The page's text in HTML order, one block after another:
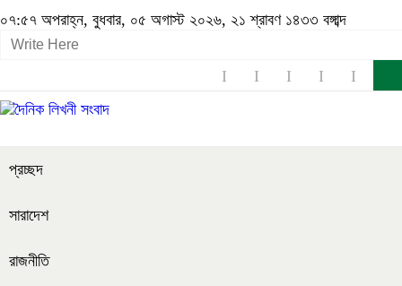
০৭:৫৭ অপরাহ্ন, বুধবার, ০৫ অগাস্ট ২০২৬, ২১ শ্রাবণ ১৪৩৩ বঙ্গাব্দ
প্রচ্ছদ
সারাদেশ
রাজনীতি